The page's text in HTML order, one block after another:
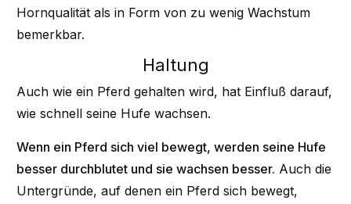
Hornqualität als in Form von zu wenig Wachstum
bemerkbar.
Haltung
Auch wie ein Pferd gehalten wird, hat Einfluß darauf,
wie schnell seine Hufe wachsen.
Wenn ein Pferd sich viel bewegt, werden seine Hufe
besser durchblutet und sie wachsen besser. Auch die
Untergründe, auf denen ein Pferd sich bewegt,